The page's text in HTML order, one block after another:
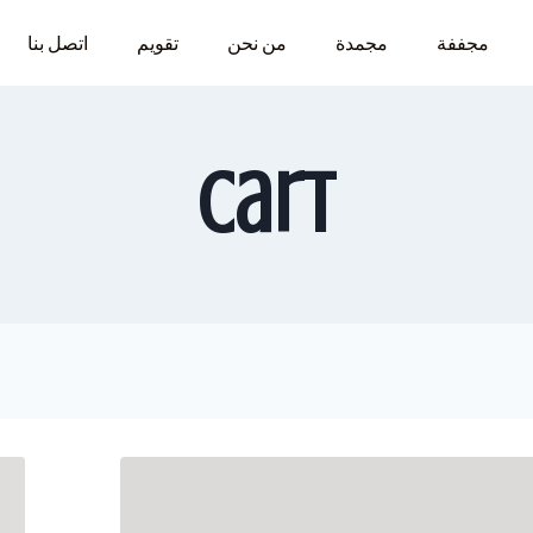
مجففة مجمدة من نحن تقويم اتصل بنا
Cart